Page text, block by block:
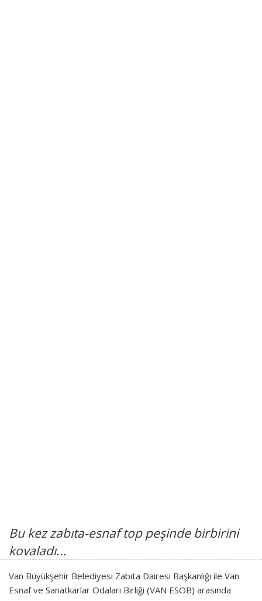
Bu kez zabıta-esnaf top peşinde birbirini
kovaladı...
Van Büyükşehir Belediyesi Zabıta Dairesi Başkanlığı ile Van
Esnaf ve Sanatkarlar Odaları Birliği (VAN ESOB) arasında